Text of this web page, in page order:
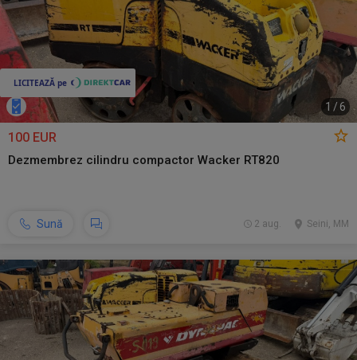
1 /6
100 EUR
Dezmembrez cilindru compactor Wacker RT820
Sună Seini, MM
2 aug.